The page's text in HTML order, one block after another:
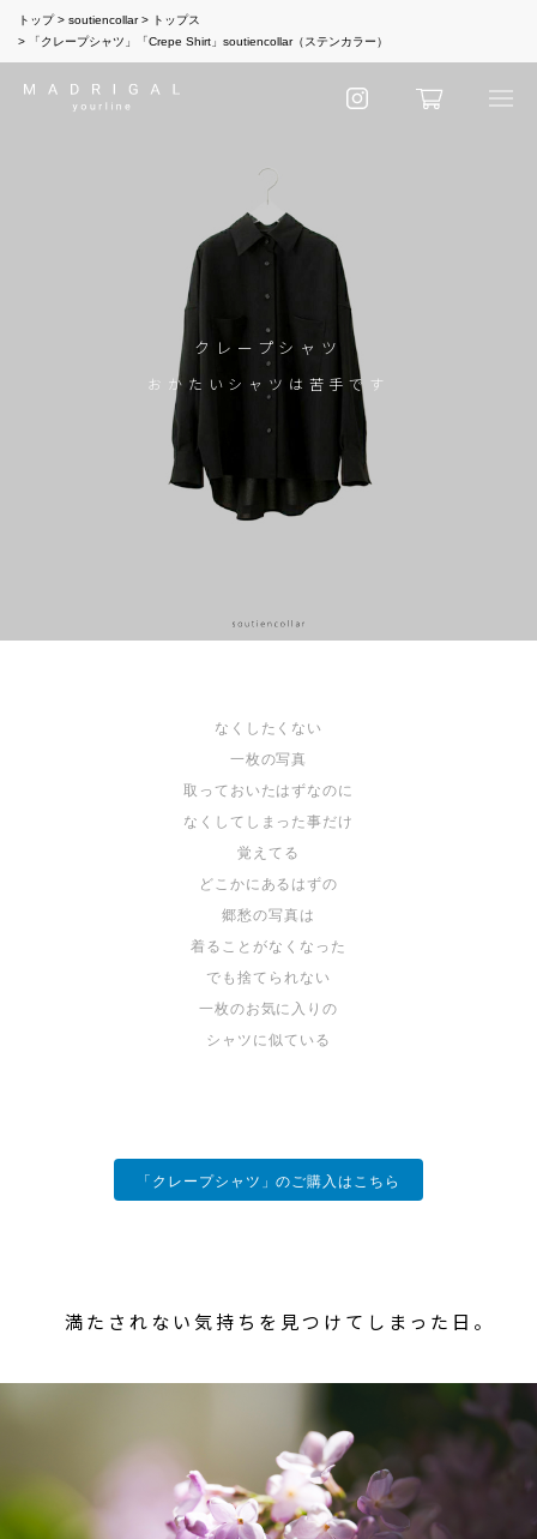
トップ soutiencollar
トップス
「クレープシャツ」「Crepe Shirt」soutiencollar（ステンカラー）
クレープシャツ
おかたいシャツは苦手です
なくしたくない
一枚の写真
取っておいたはずなのに
なくしてしまった事だけ
覚えてる
どこかにあるはずの
郷愁の写真は
着ることがなくなった
でも捨てられない
一枚のお気に入りの
シャツに似ている
「クレープシャツ」のご購入はこちら
満たされない気持ちを見つけてしまった日。